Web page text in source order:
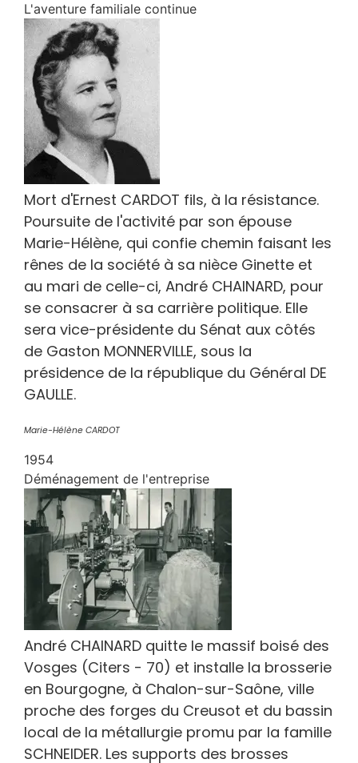
L'aventure familiale continue
Mort d'Ernest CARDOT fils, à la résistance.
Poursuite de l'activité par son épouse
Marie-Hélène, qui confie chemin faisant les
rênes de la société à sa nièce Ginette et
au mari de celle-ci, André CHAINARD, pour
se consacrer à sa carrière politique. Elle
sera vice-présidente du Sénat aux côtés
de Gaston MONNERVILLE, sous la
présidence de la république du Général DE
GAULLE.
Marie-Hélène CARDOT
1954
Déménagement de l'entreprise
André CHAINARD quitte le massif boisé des
Vosges (Citers - 70) et installe la brosserie
en Bourgogne, à Chalon-sur-Saône, ville
proche des forges du Creusot et du bassin
local de la métallurgie promu par la famille
SCHNEIDER. Les supports des brosses